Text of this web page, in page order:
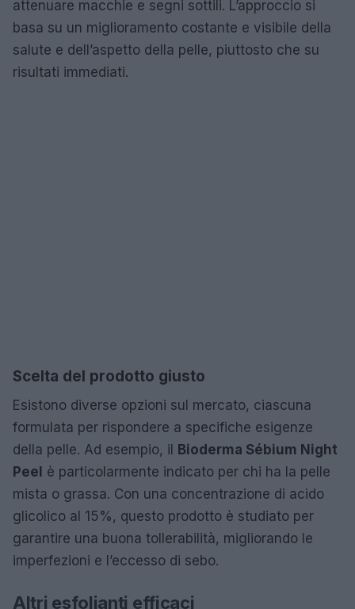
attenuare macchie e segni sottili. L’approccio si
basa su un miglioramento costante e visibile della
salute e dell’aspetto della pelle, piuttosto che su
risultati immediati.
Scelta del prodotto giusto
Esistono diverse opzioni sul mercato, ciascuna
formulata per rispondere a specifiche esigenze
della pelle. Ad esempio, il Bioderma Sébium Night
Peel è particolarmente indicato per chi ha la pelle
mista o grassa. Con una concentrazione di acido
glicolico al 15%, questo prodotto è studiato per
garantire una buona tollerabilità, migliorando le
imperfezioni e l’eccesso di sebo.
Altri esfolianti efficaci